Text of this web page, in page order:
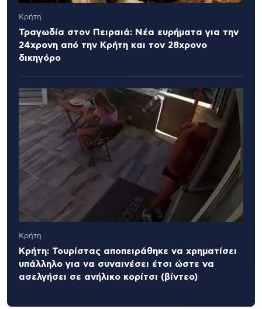
Κρήτη
Τραγωδία στον Πειραιά: Νέα ευρήματα για την
24χρονη από την Κρήτη και τον 28χρονο
δικηγόρο
Κρήτη
Κρήτη: Τουρίστας αποπειράθηκε να χρηματίσει
υπάλληλο για να συναινέσει έτσι ώστε να
ασελγήσει σε ανήλικο κορίτσι (βίντεο)